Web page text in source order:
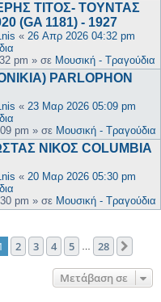
ΤΙΤΟΣ- ΤΟΥΝΤΑΣ
(GA 1181) - 1927
« 26 Απρ 2026 04:32 pm
pm » σε Μουσική - Τραγούδια
PARLOPHON
« 23 Μαρ 2026 05:09 pm
pm » σε Μουσική - Τραγούδια
ΝΙΚΟΣ COLUMBIA
« 20 Μαρ 2026 05:30 pm
pm » σε Μουσική - Τραγούδια
από28
2 3 4 5 28
Μετάβαση σε